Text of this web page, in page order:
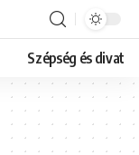
Szépség és divat